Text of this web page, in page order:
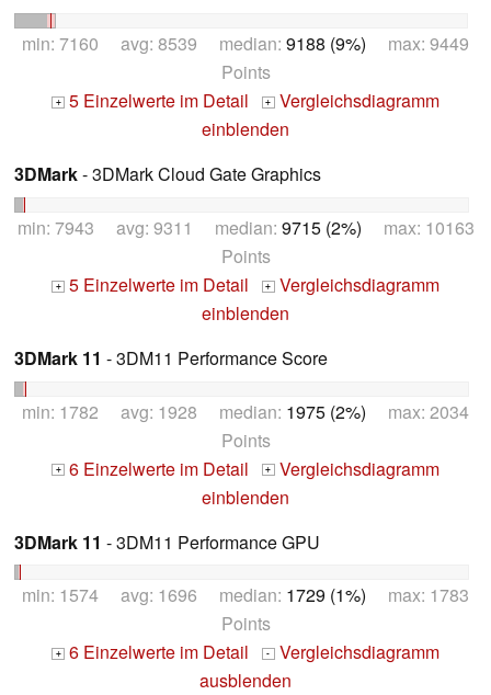
min: 7160 avg: 8539 median: 9188 (9%) max: 9449
Points
+ 5 Einzelwerte im Detail + Vergleichsdiagramm
einblenden
3DMark- 3DMark Cloud Gate Graphics
min: 7943 avg: 9311 median: 9715 (2%) max: 10163
Points
+ 5 Einzelwerte im Detail + Vergleichsdiagramm
einblenden
3DMark 11 - 3DM11 Performance Score
min: 1782 avg: 1928 median: 1975 (2%) max: 2034
Points
+ 6 Einzelwerte im Detail + Vergleichsdiagramm
einblenden
3DMark 11 - 3DM11 Performance GPU
min: 1574 avg: 1696 median: 1729 (1%) max: 1783
Points
+ 6 Einzelwerte im Detail - Vergleichsdiagramm
ausblenden